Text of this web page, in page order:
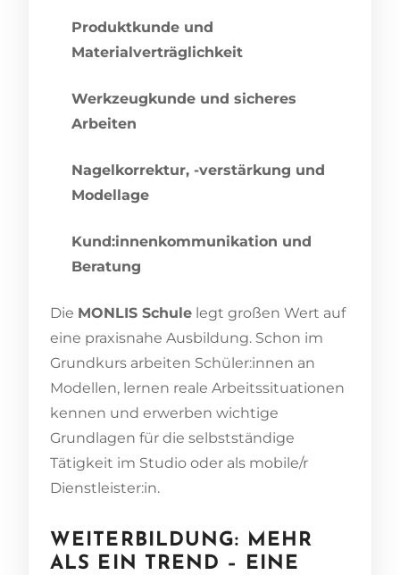
Produktkunde und
Materialverträglichkeit
Werkzeugkunde und sicheres
Arbeiten
Nagelkorrektur, -verstärkung und
Modellage
Kund:innenkommunikation und
Beratung
Die MONLIS Schule legt großen Wert auf
eine praxisnahe Ausbildung. Schon im
Grundkurs arbeiten Schüler:innen an
Modellen, lernen reale Arbeitssituationen
kennen und erwerben wichtige
Grundlagen für die selbstständige
Tätigkeit im Studio oder als mobile/r
Dienstleister:in.
WEITERBILDUNG: MEHR
ALS EIN TREND – EINE